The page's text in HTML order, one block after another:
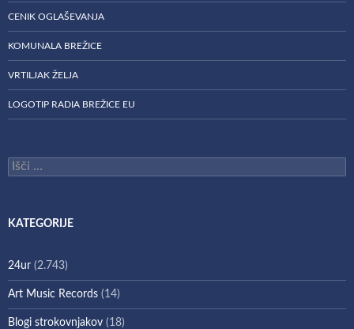
CENIK OGLAŠEVANJA
KOMUNALA BREŽICE
VRTILJAK ŽELJA
LOGOTIP RADIA BREŽICE EU
Išči:
KATEGORIJE
24ur (2.743)
Art Music Records (14)
Blogi strokovnjakov (18)